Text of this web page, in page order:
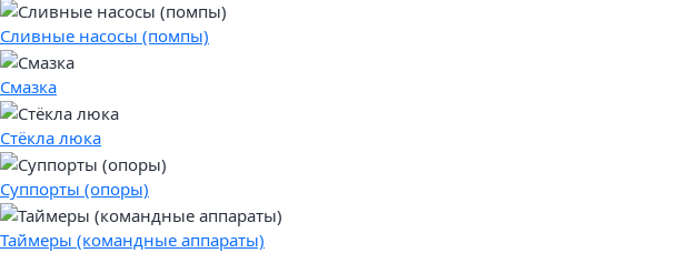
Сливные насосы (помпы)
Смазка
Стёкла люка
Суппорты (опоры)
Таймеры (командные аппараты)